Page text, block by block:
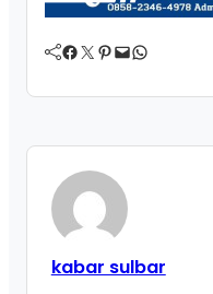
Facebook Twitter Pinterest Mail WhatsApp
kabar sulbar